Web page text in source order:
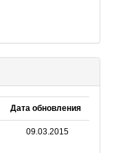
Дата обновления
09.03.2015